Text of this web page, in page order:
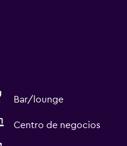
Bar/lounge
Centro de negocios